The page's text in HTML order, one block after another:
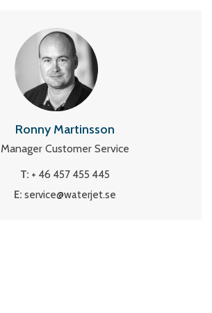
Ronny Martinsson
Manager Customer Service
T: + 46 457 455 445
E: service@waterjet.se